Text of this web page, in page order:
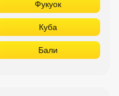
Фукуок
Куба
Бали